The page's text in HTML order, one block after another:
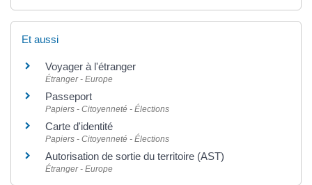
Et aussi
Voyager à l'étranger
Étranger - Europe
Passeport
Papiers - Citoyenneté - Élections
Carte d'identité
Papiers - Citoyenneté - Élections
Autorisation de sortie du territoire (AST)
Étranger - Europe